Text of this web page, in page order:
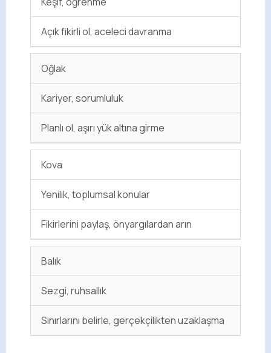
Açık fikirli ol, aceleci davranma
Oğlak
Kariyer, sorumluluk
Planlı ol, aşırı yük altına girme
Kova
Yenilik, toplumsal konular
Fikirlerini paylaş, önyargılardan arın
Balık
Sezgi, ruhsallık
Sınırlarını belirle, gerçekçilikten uzaklaşma